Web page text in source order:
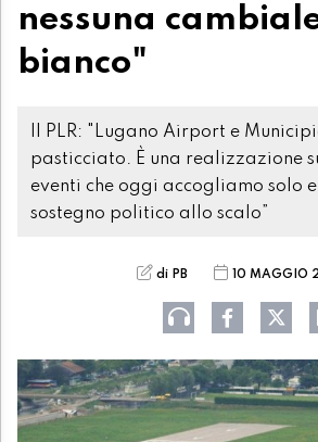
nessuna
bianco"
Il PLR: "Lugano Airport e
pasticciato. È una realizzazione
eventi che oggi accogliamo solo
sostegno politico allo scalo”
di PB 10 MAGGIO